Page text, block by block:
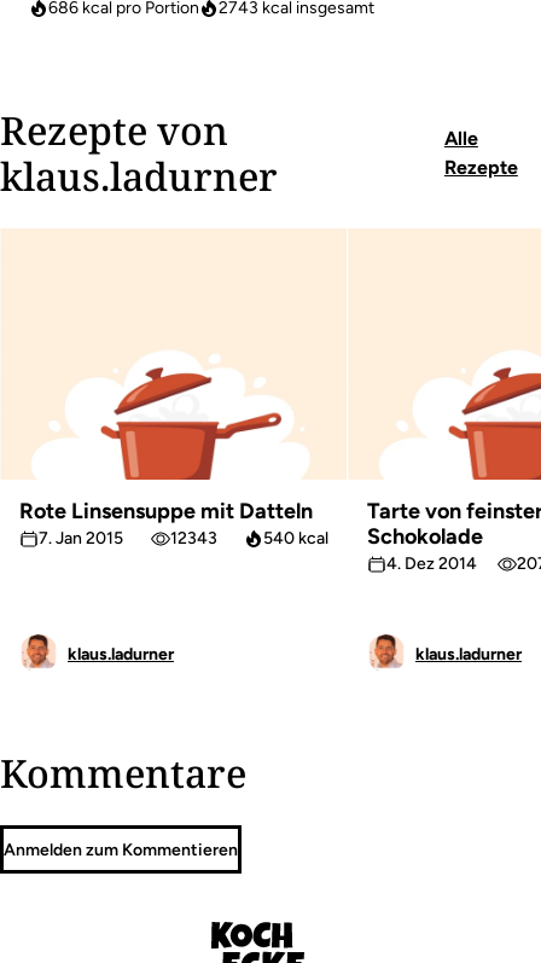
686 kcal pro Portion 2743 kcal insgesamt
Rezepte von
klaus.ladurner
Alle
Rezepte
Rote Linsensuppe mit Datteln
7. Jan 2015 12343 540 kcal
klaus.ladurner
Tarte von
Schokolade
4. Dez 2014
klaus.ladurner
Kommentare
Anmelden zum Kommentieren